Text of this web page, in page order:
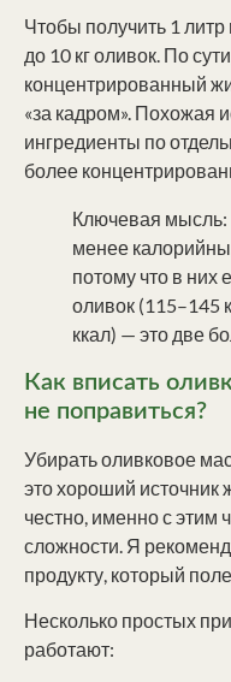
Чтобы получить 1
до 10 кг оливок. По
концентрированный
«за кадром». Похожая
ингредиенты по
более
Ключевая мысль:
менее
потому что в них
оливок (115–145
ккал) — это две
Как вписать
не поправиться?
Убирать оливковое
это хороший источник
честно, именно с этим
сложности. Я
продукту, который
Несколько простых
работают: